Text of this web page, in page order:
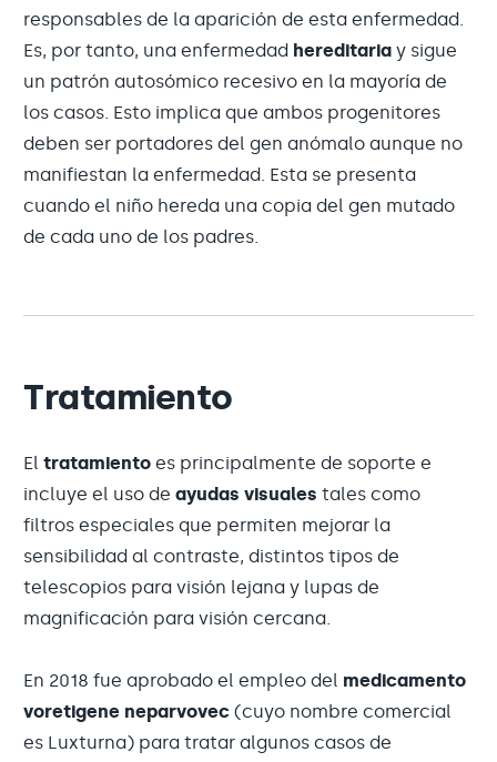
responsables de la aparición de esta enfermedad.
Es, por tanto, una enfermedad hereditaria y sigue
un patrón autosómico recesivo en la mayoría de
los casos. Esto implica que ambos progenitores
deben ser portadores del gen anómalo aunque no
manifiestan la enfermedad. Esta se presenta
cuando el niño hereda una copia del gen mutado
de cada uno de los padres.
Tratamiento
El tratamiento es principalmente de soporte e
incluye el uso de ayudas visuales tales como
filtros especiales que permiten mejorar la
sensibilidad al contraste, distintos tipos de
telescopios para visión lejana y lupas de
magnificación para visión cercana.
En 2018 fue aprobado el empleo del medicamento
voretigene neparvovec (cuyo nombre comercial
es Luxturna) para tratar algunos casos de